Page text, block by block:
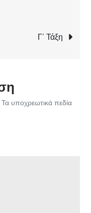
Γ’ Τάξη
Τα υποχρεωτικά πεδία